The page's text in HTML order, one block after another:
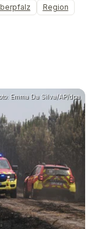
Region
Emma Da Silva/AP/dpa